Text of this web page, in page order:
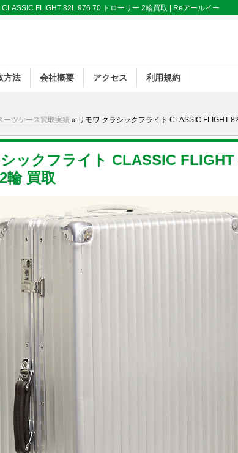
FLIGHT 82L 976.70 トローリー 2輪買取 | Reアールイー
方法 会社概要 アクセス 利用規約
ーツケース買取実績 » リモワ クラシックフライト CLASSIC FLIGHT
ックフライト CLASSIC FLIGHT
輪 買取